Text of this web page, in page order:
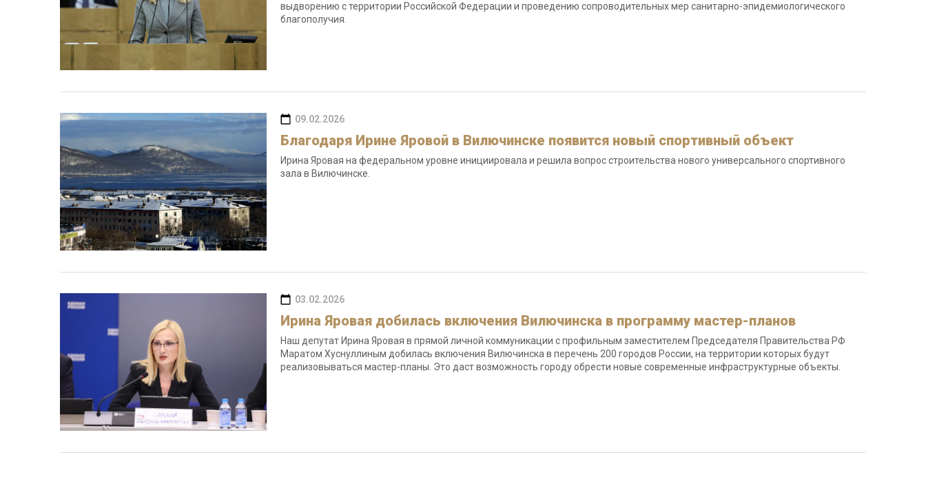
выдворению с территории Российской Федерации и проведению сопроводительных мер санитарно-эпидемиологического
благополучия.
09.02.2026
Благодаря Ирине Яровой в Вилючинске появится новый спортивный объект
Ирина Яровая на федеральном уровне инициировала и решила вопрос строительства нового универсального спортивного
зала в Вилючинске.
03.02.2026
Ирина Яровая добилась включения Вилючинска в программу мастер-планов
Наш депутат Ирина Яровая в прямой личной коммуникации с профильным заместителем Председателя Правительства РФ
Маратом Хуснуллиным добилась включения Вилючинска в перечень 200 городов России, на территории которых будут
реализовываться мастер-планы. Это даст возможность городу обрести новые современные инфраструктурные объекты.